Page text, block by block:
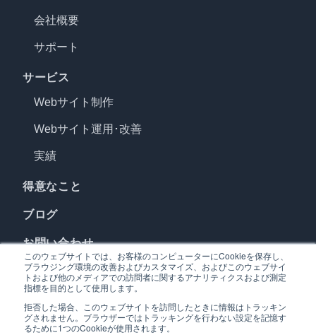
このウェブサイトでは、お客様のコンピューターにCookieを保存し、
ブラウジング環境の改善およびカスタマイズ、およびこのウェブサイ
トおよび他のメディアでの訪問者に関するアナリティクスおよび測定
指標を目的として使用します。
拒否した場合、このウェブサイトを訪問したときに情報はトラッキン
グされません。ブラウザーではトラッキングを行わない設定を記憶す
るために1つのCookieが使用されます。
会社概要
サポート
サービス
Webサイト制作
Webサイト運用･改善
実績
得意なこと
ブログ
お問い合わせ
資料ダウンロード
プライバシーポリシー Twitterfacebook
LINE